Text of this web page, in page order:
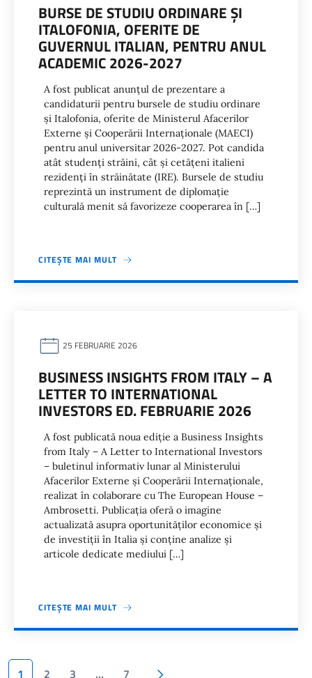
BURSE DE STUDIU ORDINARE ȘI
ITALOFONIA, OFERITE DE
GUVERNUL ITALIAN, PENTRU ANUL
ACADEMIC 2026-2027
A fost publicat anunțul de prezentare a
candidaturii pentru bursele de studiu ordinare
și Italofonia, oferite de Ministerul Afacerilor
Externe și Cooperării Internaționale (MAECI)
pentru anul universitar 2026-2027. Pot candida
atât studenți străini, cât și cetățeni italieni
rezidenți în străinătate (IRE). Bursele de studiu
reprezintă un instrument de diplomație
culturală menit să favorizeze cooperarea în […]
CITEȘTE MAI MULT
25 FEBRUARIE 2026
BUSINESS INSIGHTS FROM ITALY – A
LETTER TO INTERNATIONAL
INVESTORS ED. FEBRUARIE 2026
A fost publicată noua ediție a Business Insights
from Italy – A Letter to International Investors
– buletinul informativ lunar al Ministerului
Afacerilor Externe și Cooperării Internaționale,
realizat în colaborare cu The European House –
Ambrosetti. Publicația oferă o imagine
actualizată asupra oportunităților economice și
de investiții în Italia și conține analize și
articole dedicate mediului […]
CITEȘTE MAI MULT
1 2 3 … 7